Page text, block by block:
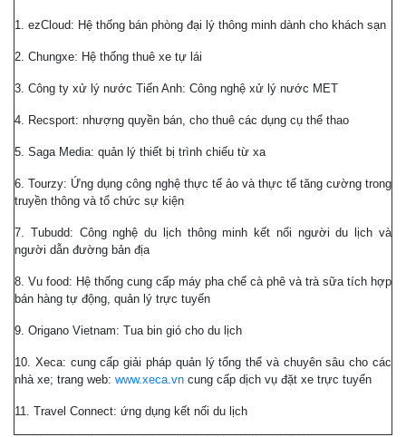
1. ezCloud: Hệ thống bán phòng đại lý thông minh dành cho khách sạn
2. Chungxe: Hệ thống thuê xe tự lái
3. Công ty xử lý nước Tiến Anh: Công nghệ xử lý nước MET
4. Recsport: nhượng quyền bán, cho thuê các dụng cụ thể thao
5. Saga Media: quản lý thiết bị trình chiếu từ xa
6. Tourzy: Ứng dụng công nghệ thực tế ảo và thực tế tăng cường trong
truyền thông và tổ chức sự kiện
7. Tubudd: Công nghệ du lịch thông minh kết nối người du lịch và
người dẫn đường bản địa
8. Vu food: Hệ thống cung cấp máy pha chế cà phê và trà sữa tích hợp
bán hàng tự động, quản lý trực tuyến
9. Origano Vietnam: Tua bin gió cho du lịch
10. Xeca: cung cấp giải pháp quản lý tổng thể và chuyên sâu cho các
nhà xe; trang web: www.xeca.vn cung cấp dịch vụ đặt xe trực tuyến
11. Travel Connect: ứng dụng kết nối du lịch